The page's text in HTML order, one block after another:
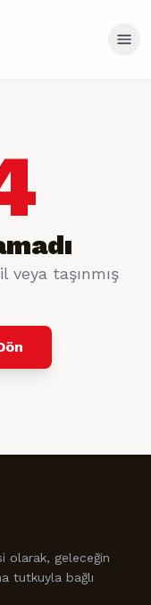
veya taşınmış
olarak, geleceğin
tutkuyla bağlı